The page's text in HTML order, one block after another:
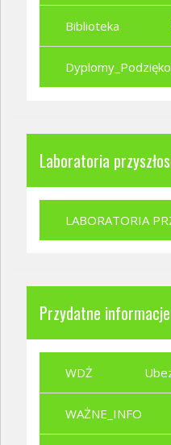
Biblioteka
Laboratoria
LABORATORIA
Przydatne informacje
WDŻ
WAŻNE_INFO